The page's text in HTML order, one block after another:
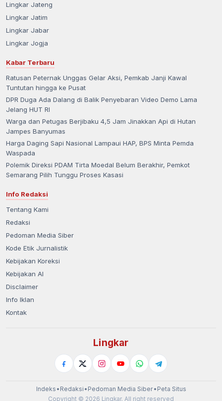
Lingkar Jateng
Lingkar Jatim
Lingkar Jabar
Lingkar Jogja
Kabar Terbaru
Ratusan Peternak Unggas Gelar Aksi, Pemkab Janji Kawal
Tuntutan hingga ke Pusat
DPR Duga Ada Dalang di Balik Penyebaran Video Demo Lama
Jelang HUT RI
Warga dan Petugas Berjibaku 4,5 Jam Jinakkan Api di Hutan
Jampes Banyumas
Harga Daging Sapi Nasional Lampaui HAP, BPS Minta Pemda
Waspada
Polemik Direksi PDAM Tirta Moedal Belum Berakhir, Pemkot
Semarang Pilih Tunggu Proses Kasasi
Info Redaksi
Tentang Kami
Redaksi
Pedoman Media Siber
Kode Etik Jurnalistik
Kebijakan Koreksi
Kebijakan AI
Disclaimer
Info Iklan
Kontak
Lingkar
Indeks • Redaksi • Pedoman Media Siber• Peta Situs
Copyright © 2026 Lingkar. All right reserved